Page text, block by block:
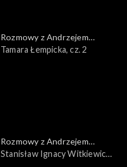
Rozmowy z Andrzejem
Doboszem
Tamara Łempicka, cz. 2
Rozmowy z Andrzejem
Doboszem
Stanisław Ignacy Witkiewicz,